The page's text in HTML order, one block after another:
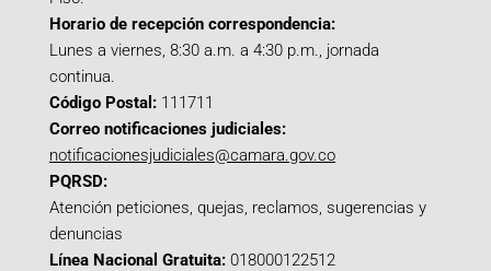
Horario de recepción correspondencia:
Lunes a viernes, 8:30 a.m. a 4:30 p.m., jornada
continua.
Código Postal: 111711
Correo notificaciones judiciales:
notificacionesjudiciales@camara.gov.co
PQRSD:
Atención peticiones, quejas, reclamos, sugerencias y
denuncias
Línea Nacional Gratuita: 018000122512